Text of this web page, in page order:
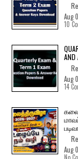
Aug
10
AND
Aug
14
Aug